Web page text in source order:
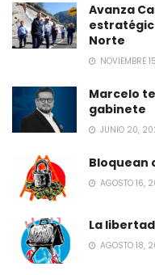
Avanza
Norte
NOVIEMBRE
Marcelo
gabinete
JUNIO 20,
Bloquean
AGOSTO 16,
La
AGOSTO 18,